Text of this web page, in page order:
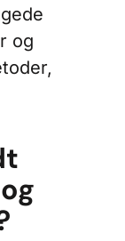
og